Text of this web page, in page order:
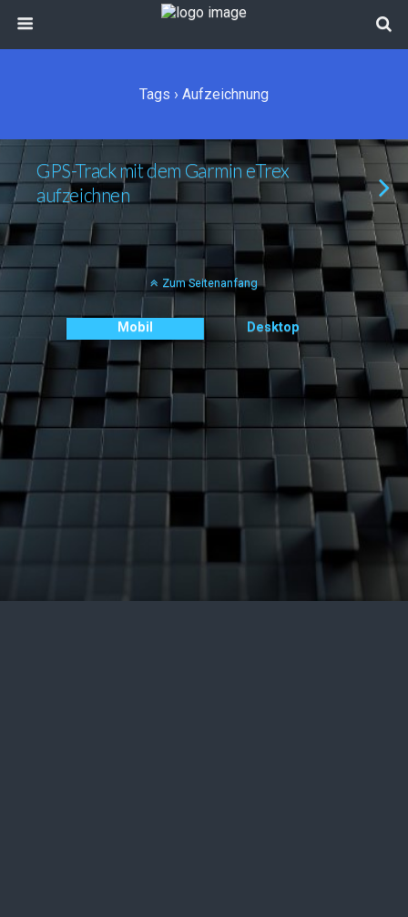
Tags › Aufzeichnung
GPS-Track mit dem Garmin eTrex
aufzeichnen
Zum Seitenanfang
Mobil Desktop